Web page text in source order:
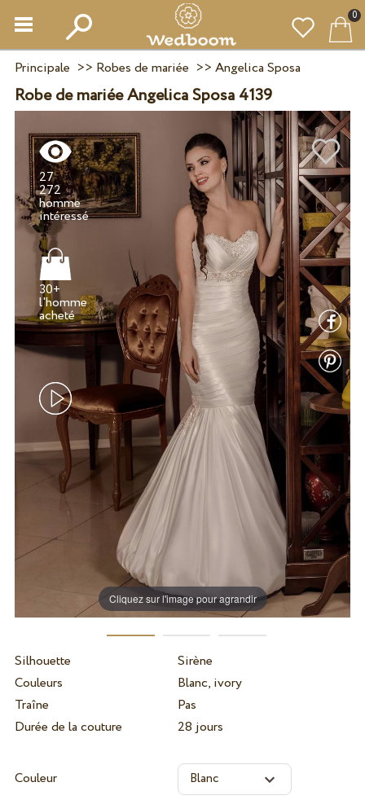
0
Principale >> Robes de mariée >> Angelica Sposa
Robe de mariée Angelica Sposa 4139
Cliquez sur l'image pour agrandir
27
272
homme
intéressé
30+
l'homme
acheté
Silhouette
Sirène
Couleurs
Blanc, ivory
Traîne
Pas
Durée de la couture
28 jours
Couleur